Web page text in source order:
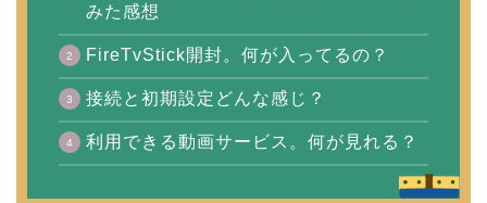
みた感想
FireTvStick開封。何が入ってるの？
接続と初期設定どんな感じ？
利用できる動画サービス。何が見れる？